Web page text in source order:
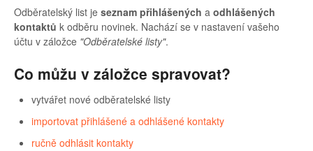
Odběratelský list je seznam přihlášených a odhlášených
kontaktů k odběru novinek. Nachází se v nastavení vašeho
účtu v záložce "Odběratelské listy".
Co můžu v záložce spravovat?
vytvářet nové odběratelské listy
importovat přihlášené a odhlášené kontakty
ručně odhlásit kontakty